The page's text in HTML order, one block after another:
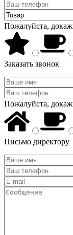
Пожалуйста,
Заказать звонок
Пожалуйста,
Письмо директору